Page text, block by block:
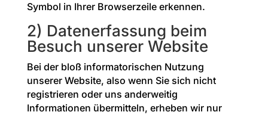
Symbol in Ihrer Browserzeile erkennen.
2) Datenerfassung beim
Besuch unserer Website
Bei der bloß informatorischen Nutzung
unserer Website, also wenn Sie sich nicht
registrieren oder uns anderweitig
Informationen übermitteln, erheben wir nur